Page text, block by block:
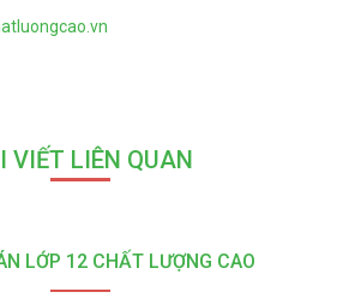
VIẾT LIÊN QUAN
LỚP 12 CHẤT LƯỢNG CAO